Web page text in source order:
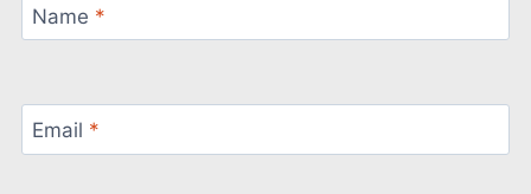
Name *
Email *